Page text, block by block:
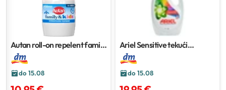
Autan roll-on repelent family
& kids
do 15.08
Ariel Sensitive tekući
deterdžent
do 15.08